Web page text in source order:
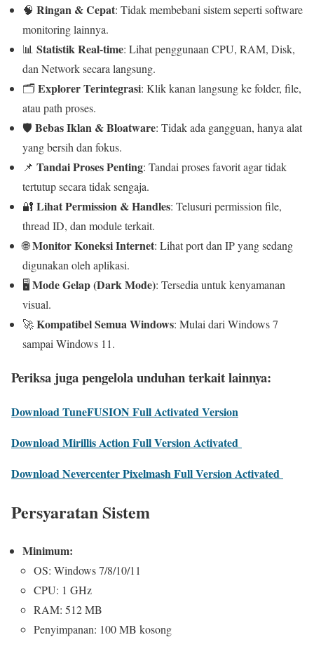
🧠 Ringan & Cepat: Tidak membebani sistem seperti software
monitoring lainnya.
📊 Statistik Real-time: Lihat penggunaan CPU, RAM, Disk,
dan Network secara langsung.
🗂️Explorer Terintegrasi: Klik kanan langsung ke folder, file,
atau path proses.
🛡️ Bebas Iklan & Bloatware: Tidak ada gangguan, hanya alat
yang bersih dan fokus.
📌 Tandai Proses Penting: Tandai proses favorit agar tidak
tertutup secara tidak sengaja.
🔐 Lihat Permission & Handles: Telusuri permission file,
thread ID, dan module terkait.
🌐Monitor Koneksi Internet: Lihat port dan IP yang sedang
digunakan oleh aplikasi.
🖥️Mode Gelap (Dark Mode): Tersedia untuk kenyamanan
visual.
🚀Kompatibel Semua Windows: Mulai dari Windows 7
sampai Windows 11.
Periksa juga pengelola unduhan terkait lainnya:
Download TuneFUSION Full Activated Version
Download Mirillis Action Full Version Activated
Download Nevercenter Pixelmash Full Version Activated
Persyaratan Sistem
Minimum:
OS: Windows 7/8/10/11
CPU: 1 GHz
RAM: 512 MB
Penyimpanan: 100 MB kosong